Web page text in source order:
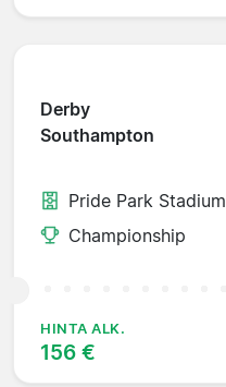
Derby
Southampton
Pride Park Stadium
Championship
HINTA ALK.
156 €